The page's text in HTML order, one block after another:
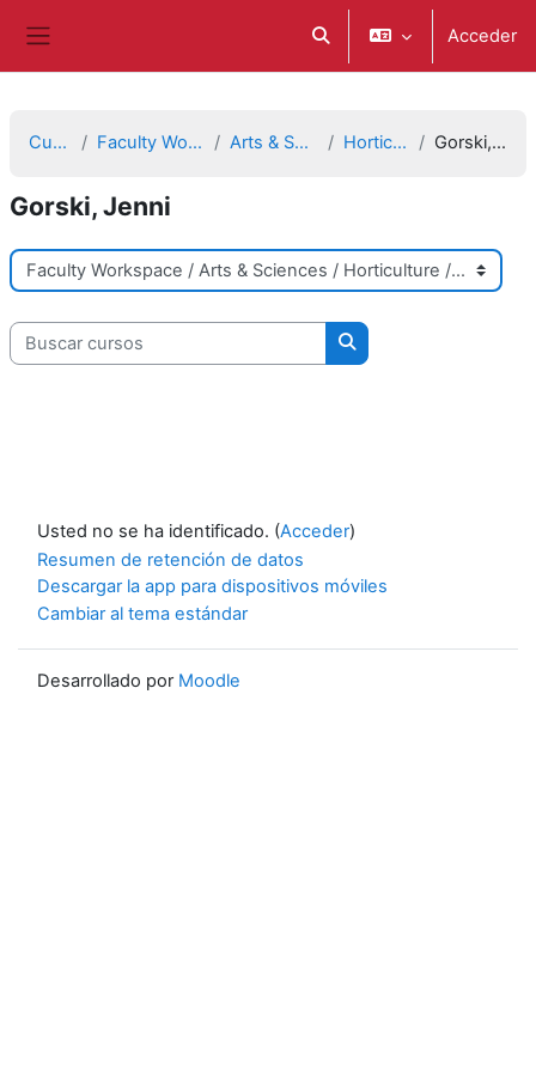
Selector de búsqueda de
Acceder
Cursos Faculty Workspace Arts & Sciences Horticulture Gorski, Jenni
Gorski, Jenni
Categorías
Buscar cursos
Buscar cursos
Usted no se ha identificado. (Acceder)
Resumen de retención de datos
Descargar la app para dispositivos móviles
Cambiar al tema estándar
Desarrollado por Moodle